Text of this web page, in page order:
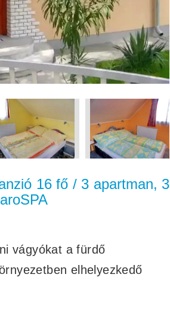
16 fő / 3 apartman, 3
vágyókat a fürdő
elhelyezkedő